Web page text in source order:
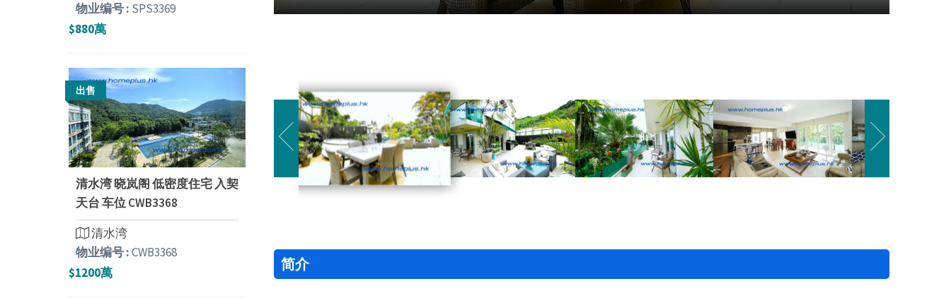
简介
物业编号 : SPS3369
$880萬
出售
清水湾 晓岚阁 低密度住宅 入契
天台 车位 CWB3368
清水湾
物业编号 :CWB3368
$1200萬